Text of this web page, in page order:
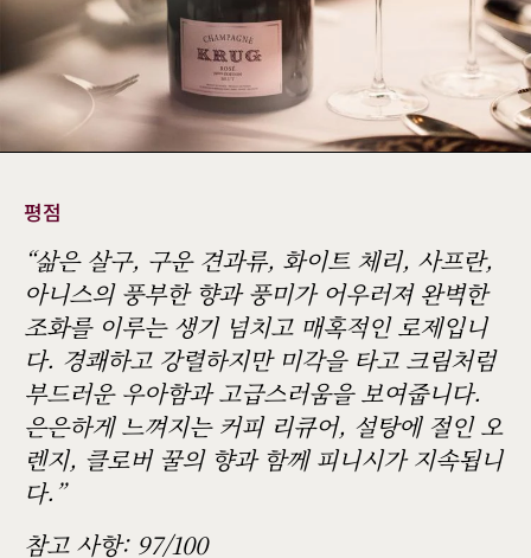
평점
“삶은 살구, 구운 견과류, 화이트 체리, 사프란,
아니스의 풍부한 향과 풍미가 어우러져 완벽한
조화를 이루는 생기 넘치고 매혹적인 로제입니
다. 경쾌하고 강렬하지만 미각을 타고 크림처럼
부드러운 우아함과 고급스러움을 보여줍니다.
은은하게 느껴지는 커피 리큐어, 설탕에 절인 오
렌지, 클로버 꿀의 향과 함께 피니시가 지속됩니
다.”